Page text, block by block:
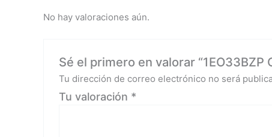
No hay valoraciones aún.
Sé el primero en valorar “1EO33BZP
Tu dirección de correo electrónico no será
Tu valoración *